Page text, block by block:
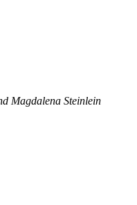
Magdalena Steinlein